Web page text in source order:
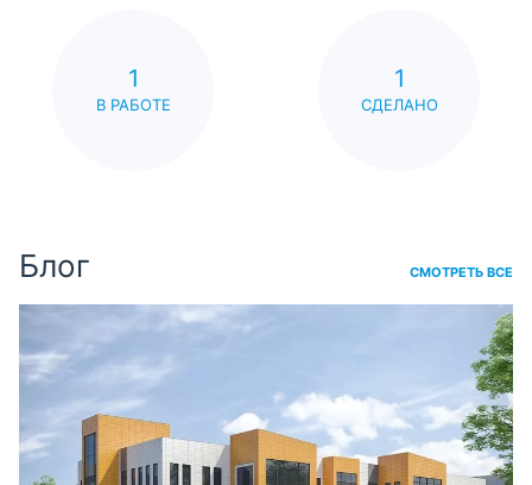
1
В РАБОТЕ
1
СДЕЛАНО
Блог СМОТРЕТЬ ВСЕ